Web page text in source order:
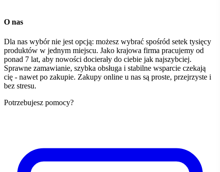
O nas
Dla nas wybór nie jest opcją: możesz wybrać spośród setek tysięcy
produktów w jednym miejscu. Jako krajowa firma pracujemy od
ponad 7 lat, aby nowości docierały do ciebie jak najszybciej.
Sprawne zamawianie, szybka obsługa i stabilne wsparcie czekają
cię - nawet po zakupie. Zakupy online u nas są proste, przejrzyste i
bez stresu.
Potrzebujesz pomocy?